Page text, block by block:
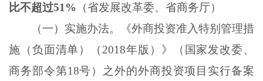
比不超过51% （省发展改革委、省商务厅）
（一）实施办法。《外商投资准入特别管理措
施（负面清单）（ 2018年版）》（国家发改委、
商务部令第18号）之外的外商投资项目实行备案